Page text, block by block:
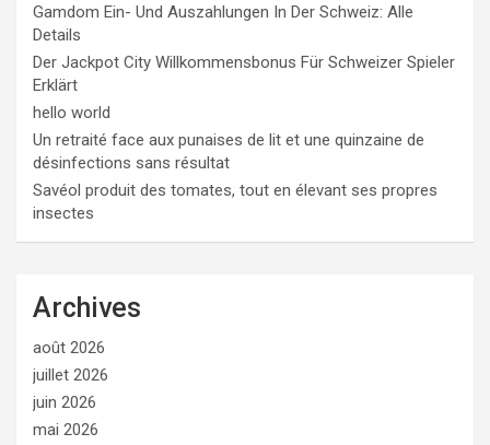
Gamdom Ein- Und Auszahlungen In Der Schweiz: Alle
Details
Der Jackpot City Willkommensbonus Für Schweizer Spieler
Erklärt
hello world
Un retraité face aux punaises de lit et une quinzaine de
désinfections sans résultat
Savéol produit des tomates, tout en élevant ses propres
insectes
Archives
août 2026
juillet 2026
juin 2026
mai 2026